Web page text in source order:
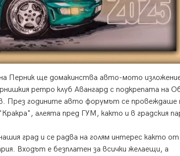
Перник ще домакинства авто-мото
ретро клуб Авангард с подкрепата на
През годините авто форумът се провеждаше
алеята пред ГУМ, както и в градския
град и се радва на голям интерес както от
Входът е безплатен за всички желаещи, а